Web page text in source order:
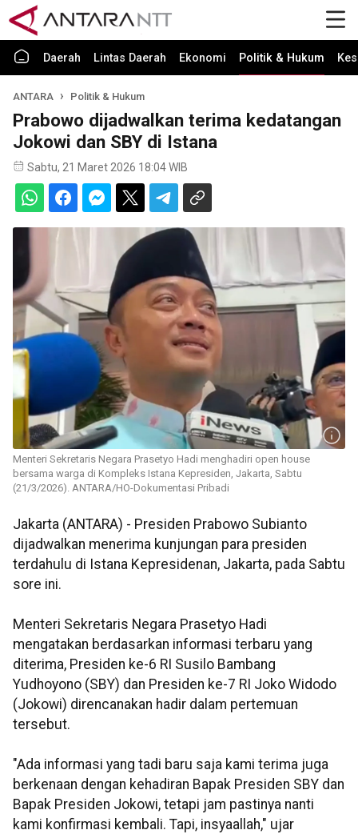
Daerah Lintas Daerah Ekonomi Politik & Hukum
ANTARA Politik & Hukum
Prabowo dijadwalkan terima kedatangan
Jokowi dan SBY di Istana
Sabtu, 21 Maret 2026 18:04 WIB
Menteri Sekretaris Negara Prasetyo Hadi menghadiri open house
bersama warga di Kompleks Istana Kepresiden, Jakarta, Sabtu
(21/3/2026). ANTARA/HO-Dokumentasi Pribadi
Jakarta (ANTARA) - Presiden Prabowo Subianto
dijadwalkan menerima kunjungan para presiden
terdahulu di Istana Kepresidenan, Jakarta, pada Sabtu
sore ini.
Menteri Sekretaris Negara Prasetyo Hadi
mengatakan berdasarkan informasi terbaru yang
diterima, Presiden ke-6 RI Susilo Bambang
Yudhoyono (SBY) dan Presiden ke-7 RI Joko Widodo
(Jokowi) direncanakan hadir dalam pertemuan
tersebut.
"Ada informasi yang tadi baru saja kami terima juga
berkenaan dengan kehadiran Bapak Presiden SBY dan
Bapak Presiden Jokowi, tetapi jam pastinya nanti
kami konfirmasi kembali. Tapi, insyaallah," ujar